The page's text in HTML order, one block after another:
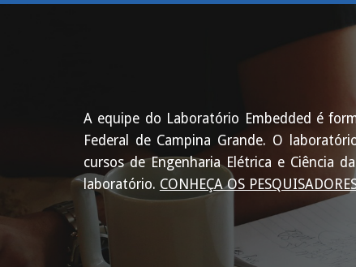
A equipe do Laboratório Embedded é
Federal de Campina Grande. O
cursos de Engenharia Elétrica e Ciência
laboratório. CONHEÇA OS